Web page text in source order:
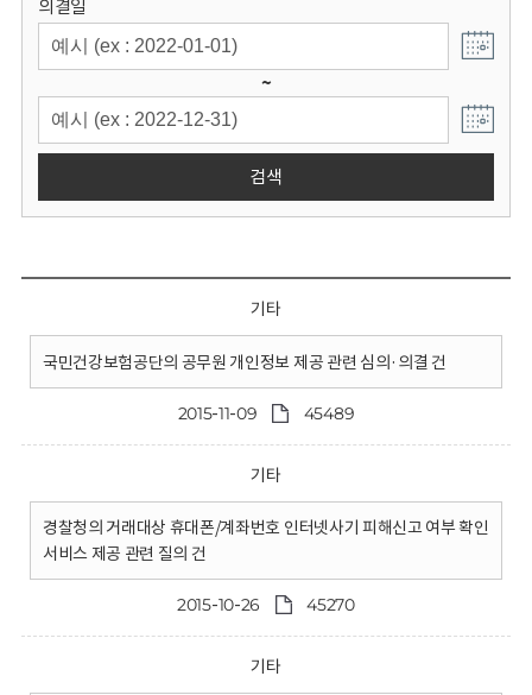
의결일
~
검색
기타
국민건강보험공단의 공무원 개인정보 제공 관련 심의·의결 건
2015-11-09 45489
기타
경찰청의 거래대상 휴대폰/계좌번호 인터넷사기 피해신고 여부 확인
서비스 제공 관련 질의 건
2015-10-26 45270
기타